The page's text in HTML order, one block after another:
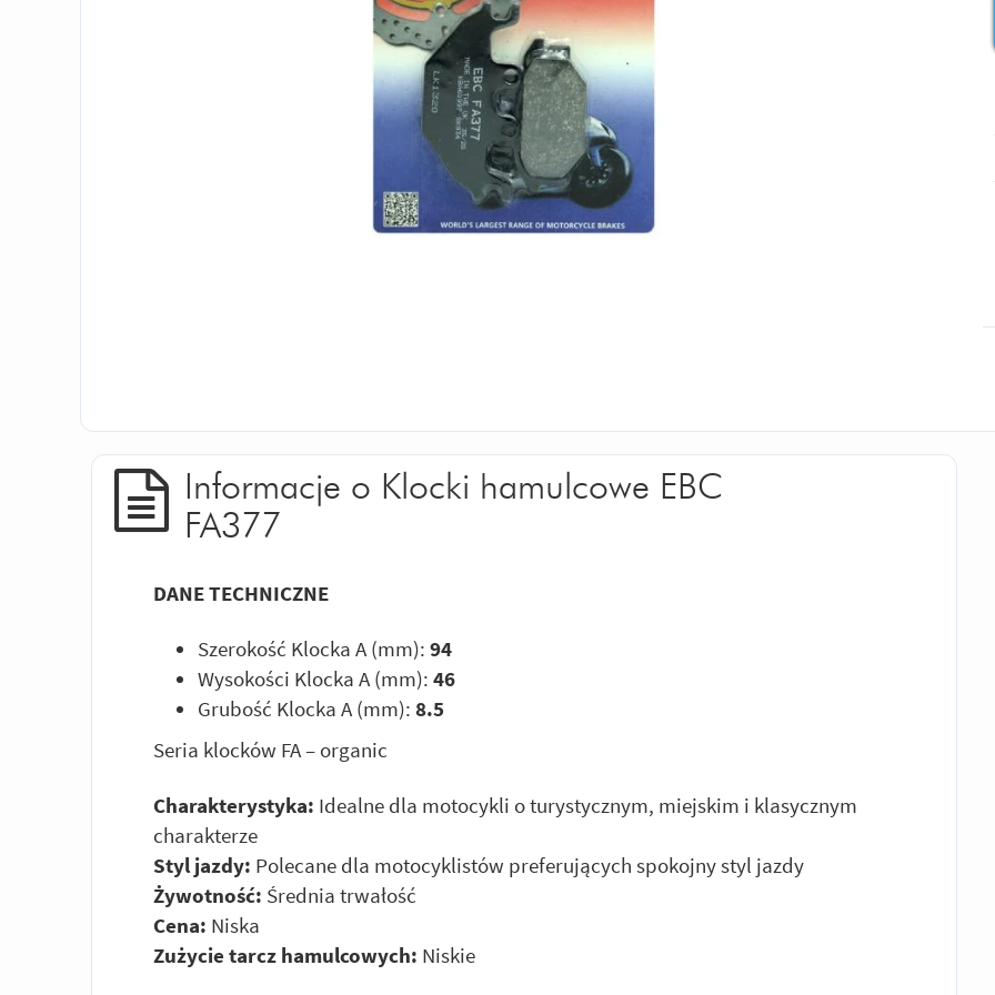
Informacje o Klocki hamulcowe EBC
FA377
DANE TECHNICZNE
Szerokość Klocka A (mm): 94
Wysokości Klocka A (mm): 46
Grubość Klocka A (mm): 8.5
Seria klocków FA – organic
Charakterystyka: Idealne dla motocykli o turystycznym, miejskim i klasycznym
charakterze
Styl jazdy: Polecane dla motocyklistów preferujących spokojny styl jazdy
Żywotność: Średnia trwałość
Cena: Niska
Zużycie tarcz hamulcowych: Niskie